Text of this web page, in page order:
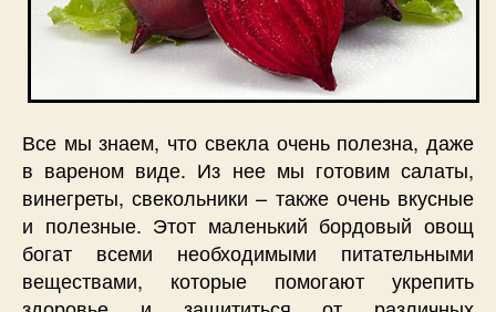
Все мы знаем, что свекла очень полезна, даже
в вареном виде. Из нее мы готовим салаты,
винегреты, свекольники – также очень вкусные
и полезные. Этот маленький бордовый овощ
богат всеми необходимыми питательными
веществами, которые помогают укрепить